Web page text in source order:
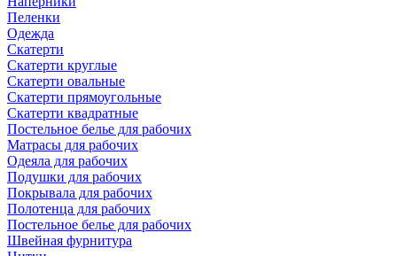
Пеленки
Одежда
Скатерти
Скатерти круглые
Скатерти овальные
Скатерти прямоугольные
Скатерти квадратные
Постельное белье для рабочих
Матрасы для рабочих
Одеяла для рабочих
Подушки для рабочих
Покрывала для рабочих
Полотенца для рабочих
Постельное белье для рабочих
Швейная фурнитура